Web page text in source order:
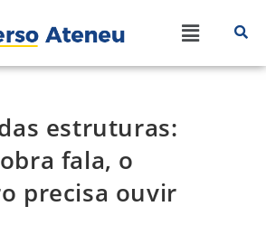
estruturas:
fala, o
precisa ouvir